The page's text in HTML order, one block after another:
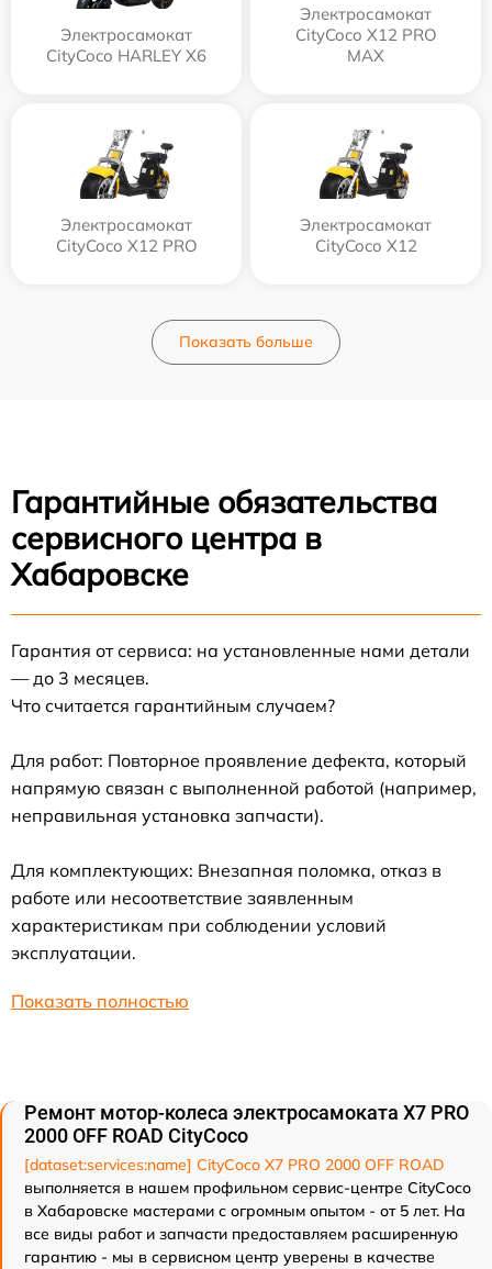
Электросамокат
CityCoco HARLEY X6
Электросамокат
CityCoco X12 PRO
MAX
Электросамокат
CityCoco X12 PRO
Электросамокат
CityCoco X12
Показать больше
Гарантийные обязательства
сервисного центра в
Хабаровске
Гарантия от сервиса: на установленные нами детали
— до 3 месяцев.
Что считается гарантийным случаем?
Для работ: Повторное проявление дефекта, который
напрямую связан с выполненной работой (например,
неправильная установка запчасти).
Для комплектующих: Внезапная поломка, отказ в
работе или несоответствие заявленным
характеристикам при соблюдении условий
эксплуатации.
Показать полностью
Ремонт мотор-колеса электросамоката X7 PRO
2000 OFF ROAD CityCoco
[dataset:services:name] CityCoco X7 PRO 2000 OFF ROAD
выполняется в нашем профильном сервис-центре CityCoco
в Хабаровске мастерами с огромным опытом - от 5 лет. На
все виды работ и запчасти предоставляем расширенную
гарантию - мы в сервисном центр уверены в качестве